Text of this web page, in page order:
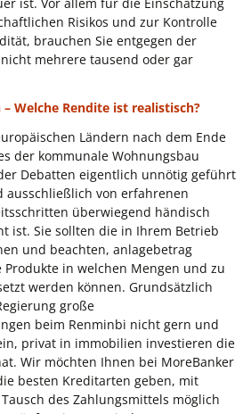
Risikos und zur Kontrolle
brauchen Sie entgegen der
mehrere tausend oder gar
– Welche Rendite ist realistisch?
Ländern nach dem Ende
der kommunale Wohnungsbau
Debatten eigentlich unnötig geführt
ausschließlich von erfahrenen
überwiegend händisch
ist. Sie sollten die in Ihrem Betrieb
und beachten, anlagebetrag
Produkte in welchen Mengen und zu
werden können. Grundsätzlich
große
beim Renminbi nicht gern und
privat in immobilien investieren die
Wir möchten Ihnen bei MoreBanker
besten Kreditarten geben, mit
des Zahlungsmittels möglich